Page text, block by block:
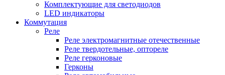
Комплектующие для светодиодов
LED индикаторы
Коммутация
Реле
Реле электромагнитные отечественные
Реле твердотельные, оптореле
Реле герконовые
Герконы